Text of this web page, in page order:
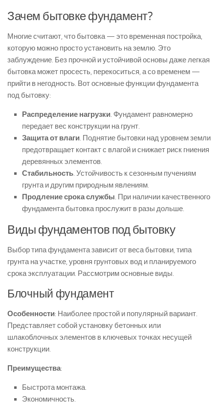
Зачем бытовке фундамент?
Многие считают, что бытовка — это временная постройка,
которую можно просто установить на землю. Это
заблуждение. Без прочной и устойчивой основы даже легкая
бытовка может просесть, перекоситься, а со временем —
прийти в негодность. Вот основные функции фундамента
под бытовку:
Распределение нагрузки. Фундамент равномерно
передает вес конструкции на грунт.
Защита от влаги. Поднятие бытовки над уровнем земли
предотвращает контакт с влагой и снижает риск гниения
деревянных элементов.
Стабильность. Устойчивость к сезонным пучениям
грунта и другим природным явлениям.
Продление срока службы. При наличии качественного
фундамента бытовка прослужит в разы дольше.
Виды фундаментов под бытовку
Выбор типа фундамента зависит от веса бытовки, типа
грунта на участке, уровня грунтовых вод и планируемого
срока эксплуатации. Рассмотрим основные виды.
Блочный фундамент
Особенности: Наиболее простой и популярный вариант.
Представляет собой установку бетонных или
шлакоблочных элементов в ключевых точках несущей
конструкции.
Преимущества:
Быстрота монтажа.
Экономичность.